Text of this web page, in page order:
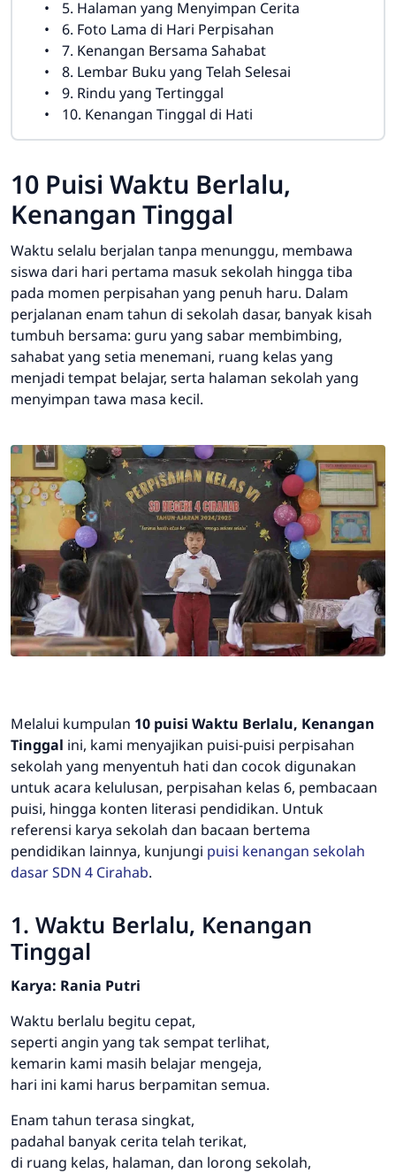
5. Halaman yang Menyimpan Cerita
6. Foto Lama di Hari Perpisahan
7. Kenangan Bersama Sahabat
8. Lembar Buku yang Telah Selesai
9. Rindu yang Tertinggal
10. Kenangan Tinggal di Hati
10 Puisi Waktu Berlalu,
Kenangan Tinggal
Waktu selalu berjalan tanpa menunggu, membawa
siswa dari hari pertama masuk sekolah hingga tiba
pada momen perpisahan yang penuh haru. Dalam
perjalanan enam tahun di sekolah dasar, banyak kisah
tumbuh bersama: guru yang sabar membimbing,
sahabat yang setia menemani, ruang kelas yang
menjadi tempat belajar, serta halaman sekolah yang
menyimpan tawa masa kecil.
Melalui kumpulan 10 puisi Waktu Berlalu, Kenangan
Tinggal ini, kami menyajikan puisi-puisi perpisahan
sekolah yang menyentuh hati dan cocok digunakan
untuk acara kelulusan, perpisahan kelas 6, pembacaan
puisi, hingga konten literasi pendidikan. Untuk
referensi karya sekolah dan bacaan bertema
pendidikan lainnya, kunjungi puisi kenangan sekolah
dasar SDN 4 Cirahab.
1. Waktu Berlalu, Kenangan
Tinggal
Karya: Rania Putri
Waktu berlalu begitu cepat,
seperti angin yang tak sempat terlihat,
kemarin kami masih belajar mengeja,
hari ini kami harus berpamitan semua.
Enam tahun terasa singkat,
padahal banyak cerita telah terikat,
di ruang kelas, halaman, dan lorong sekolah,